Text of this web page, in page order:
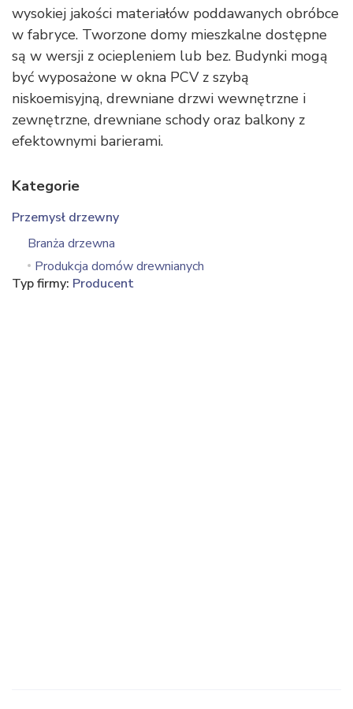
wysokiej jakości materiałów poddawanych obróbce
w fabryce. Tworzone domy mieszkalne dostępne
są w wersji z ociepleniem lub bez. Budynki mogą
być wyposażone w okna PCV z szybą
niskoemisyjną, drewniane drzwi wewnętrzne i
zewnętrzne, drewniane schody oraz balkony z
efektownymi barierami.
Kategorie
Przemysł drzewny
Branża drzewna
Produkcja domów drewnianych
Typ firmy: Producent